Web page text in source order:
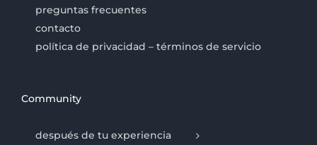
preguntas frecuentes
contacto
política de privacidad – términos de servicio
Community
después de tu experiencia